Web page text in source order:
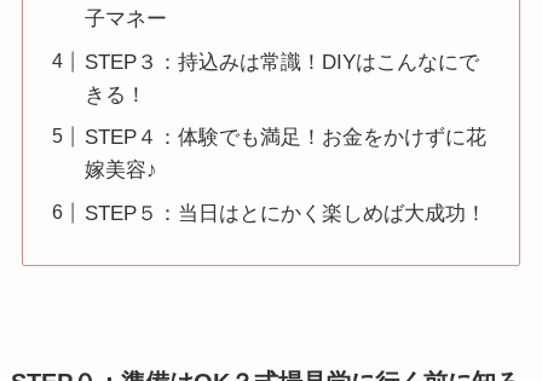
子マネー
STEP３：持込みは常識！DIYはこんなにで
きる！
STEP４：体験でも満足！お金をかけずに花
嫁美容♪
STEP５：当日はとにかく楽しめば大成功！